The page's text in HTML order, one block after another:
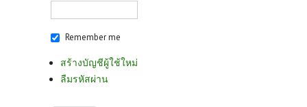
Remember me
สร้างบัญชีผู้ใช้ใหม่
ลืมรหัสผ่าน